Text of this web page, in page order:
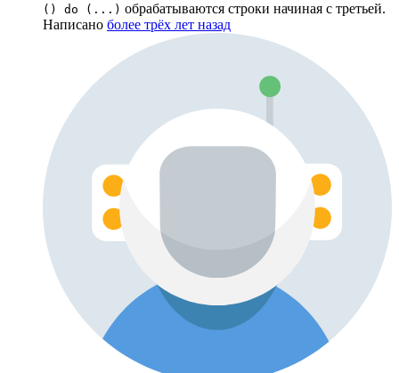
() do (...) обрабатываются строки начиная с третьей.
Написано более трёх лет назад